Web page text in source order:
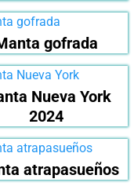
gofrada
Nueva York
2024
atrapasueños